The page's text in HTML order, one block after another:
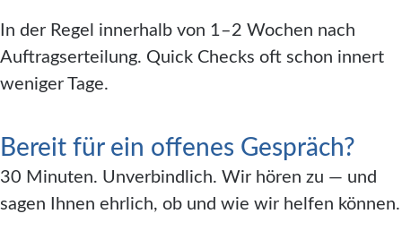
In der Regel innerhalb von 1–2 Wochen nach
Auftragserteilung. Quick Checks oft schon innert
weniger Tage.
Bereit für ein offenes Gespräch?
30 Minuten. Unverbindlich. Wir hören zu — und
sagen Ihnen ehrlich, ob und wie wir helfen können.